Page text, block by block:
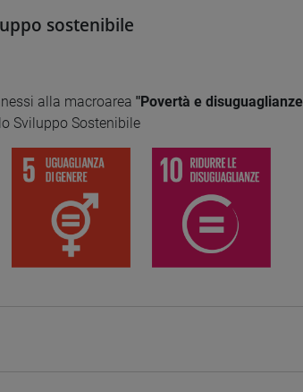
sostenibile
alla macroarea "Povertà e disuguaglianze
Sviluppo Sostenibile